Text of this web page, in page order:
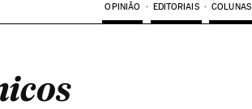
OPINIÃO EDITORIAIS COLUNAS